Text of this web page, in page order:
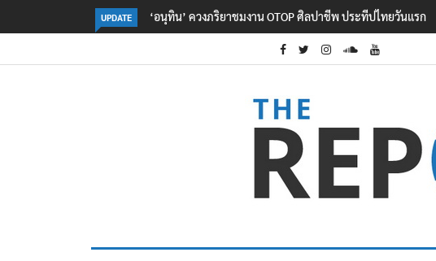
UPDATE
ศิลปาชีพ ประทีปไทยวันแรก ลอรีอัลโชว์ผลประกอบการครึ่งปีแรกโต 6.5% กวาดรายได้
2.3 หมื่นล้านยูโร คว้าไลเซนส์ ‘กุชชี่’ 50 ปี พร้อมส่ง 4 แบรนด์